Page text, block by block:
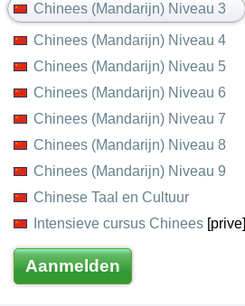
Chinees (Mandarijn) Niveau 3
Chinees (Mandarijn) Niveau 4
Chinees (Mandarijn) Niveau 5
Chinees (Mandarijn) Niveau 6
Chinees (Mandarijn) Niveau 7
Chinees (Mandarijn) Niveau 8
Chinees (Mandarijn) Niveau 9
Chinese Taal en Cultuur
Intensieve cursus Chinees [prive]
Aanmelden